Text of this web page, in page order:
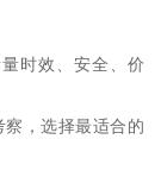
时效、安全、价
，选择最适合的